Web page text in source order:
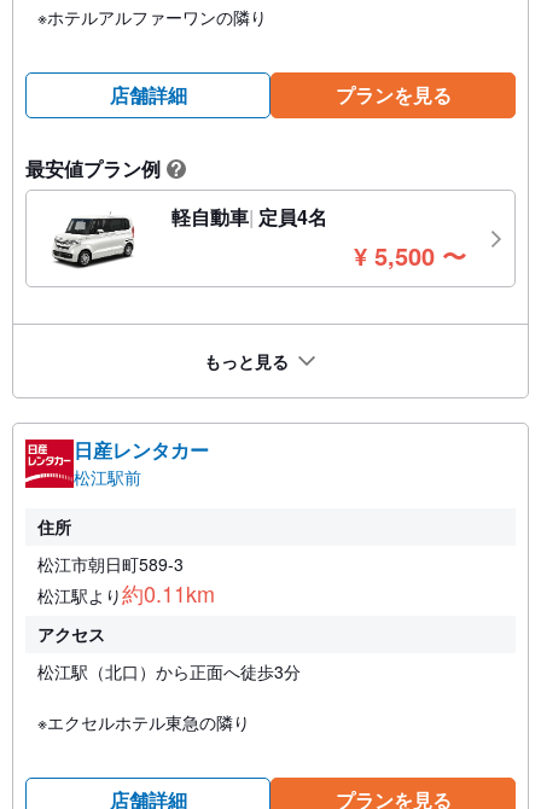
※ホテルアルファーワンの隣り
店舗詳細 プランを見る
最安値プラン例 ?
軽自動車 定員4名
¥ 5,500 円
〜
もっと見る
日産レンタカー
松江駅前
住所
松江市朝日町589-3
松江駅より約0.11km
アクセス
松江駅（北口）から正面へ徒歩3分
※エクセルホテル東急の隣り
店舗詳細 プランを見る